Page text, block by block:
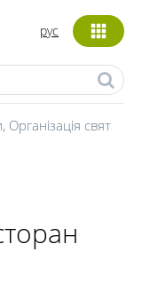
рус
, Організація свят